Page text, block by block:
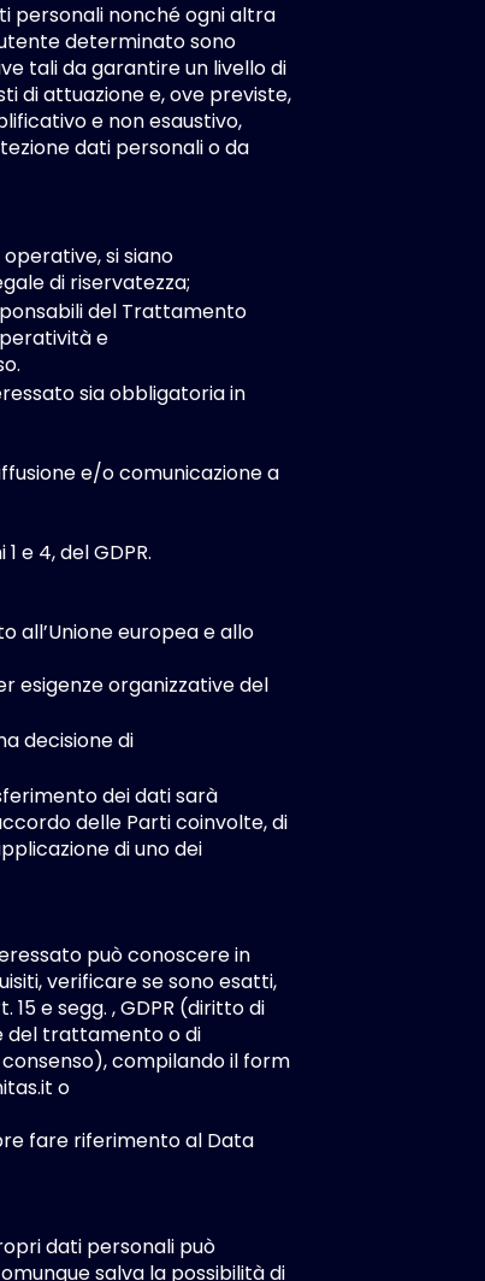
personali nonché ogni altra
determinato sono
tali da garantire un livello di
di attuazione e, ove previste,
e non esaustivo,
dati personali o da
si siano
di riservatezza;
del Trattamento
e
sia obbligatoria in
e/o comunicazione a
e 4, del GDPR.
all’Unione europea e allo
esigenze organizzative del
decisione di
dei dati sarà
delle Parti coinvolte, di
di uno dei
può conoscere in
verificare se sono esatti,
e segg. , GDPR (diritto di
del trattamento o di
compilando il form
o
fare riferimento al Data
dati personali può
salva la possibilità di